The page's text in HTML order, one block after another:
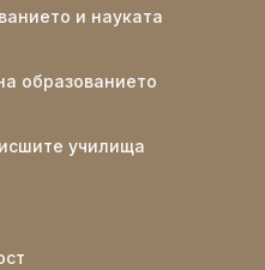
и науката
образованието
училища